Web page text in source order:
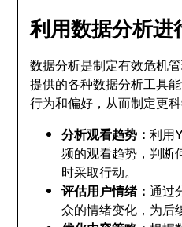
利用数据分析进
数据分析是制定有效危机
提供的各种数据分析工具
行为和偏好，从而制定更科
分析观看趋势：利用
频的观看趋势，判断
时采取行动。
评估用户情绪：通过
众的情绪变化，为后